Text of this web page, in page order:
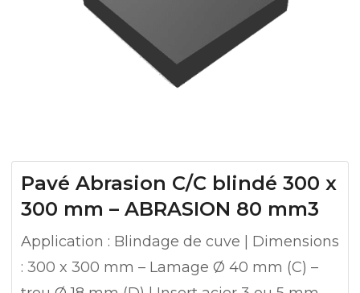
Pavé Abrasion C/C blindé 300 x
300 mm – ABRASION 80 mm3
Application : Blindage de cuve | Dimensions
: 300 x 300 mm – Lamage Ø 40 mm (C) –